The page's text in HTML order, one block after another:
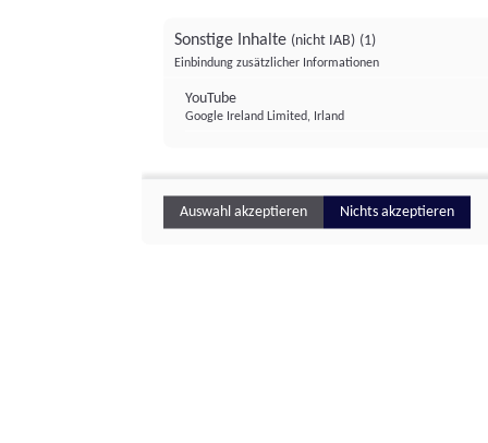
Sonstige Inhalte (nicht IAB) (1)
Einbindung zusätzlicher Informationen
YouTube
Google Ireland Limited, Irland
Auswahl akzeptieren Nichts akzeptieren